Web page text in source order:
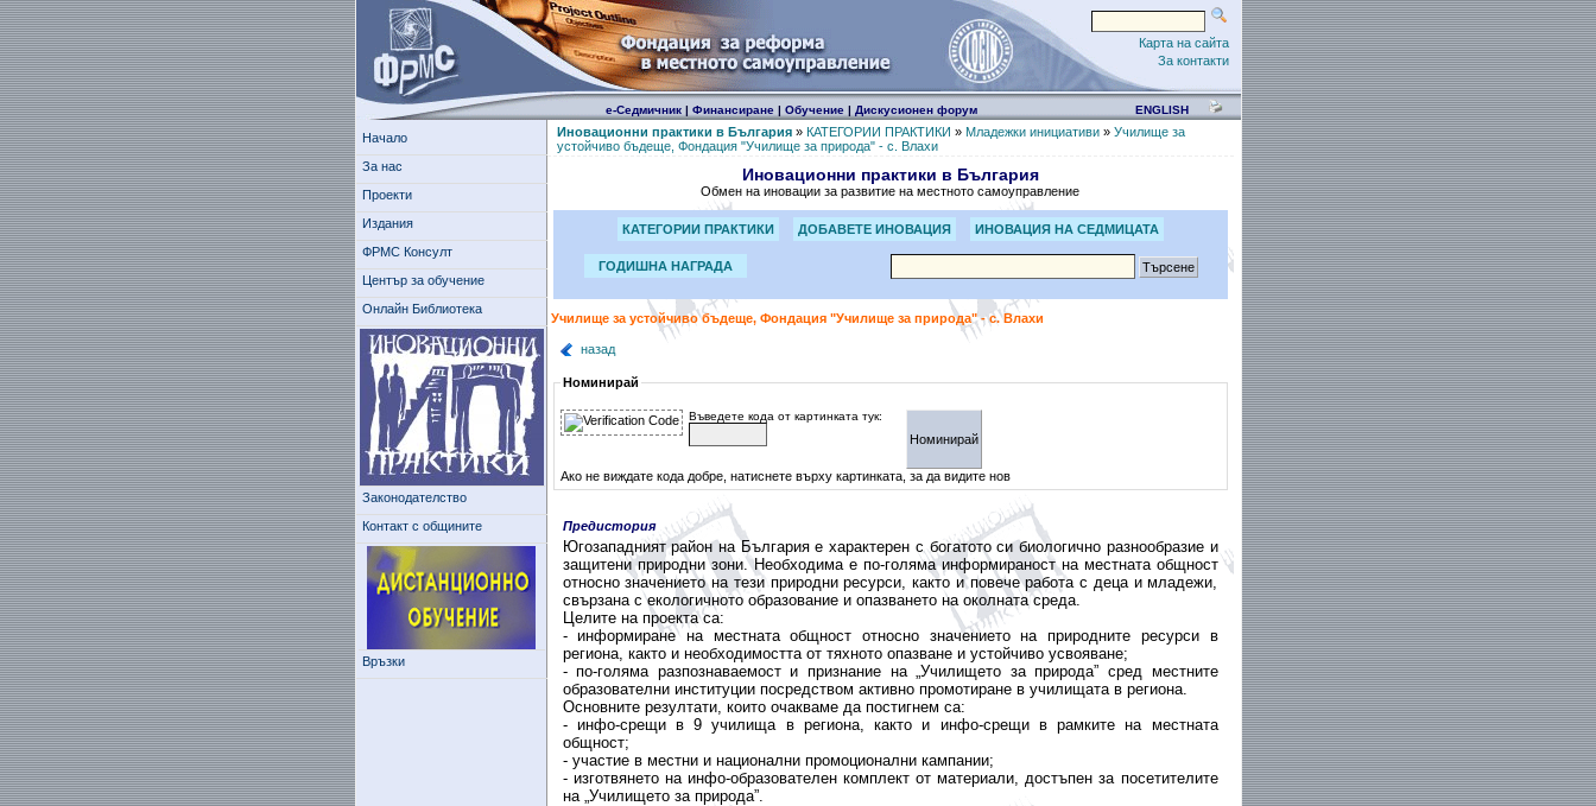
Карта на сайта
За контакти
е-Седмичник| Финансиране| Обучение| Дискусионен форум ENGLISH
Начало
За нас
Проекти
Издания
ФРМС Консулт
Център за обучение
Онлайн Библиотека
Законодателство
Контакт с общините
Връзки
Иновационни практики в България» КАТЕГОРИИ ПРАКТИКИ » Младежки инициативи» Училище за
устойчиво бъдеще, Фондация "Училище за природа" - с. Влахи
Иновационни практики в България
Обмен на иновации за развитие на местното самоуправление
КАТЕГОРИИ ПРАКТИКИ ДОБАВЕТЕ ИНОВАЦИЯ ИНОВАЦИЯ НА СЕДМИЦАТА
ГОДИШНА НАГРАДА
Училище за устойчиво бъдеще, Фондация "Училище за природа" - с. Влахи
назад
Номинирай
Въведете кода от картинката тук:
Ако не виждате кода добре, натиснете върху картинката, за да видите нов
Предистория
Югозападният район на България е характерен с богатото си биологично разнообразие и
защитени природни зони. Необходима е по-голяма информираност на местната общност
относно значението на тези природни ресурси, както и повече работа с деца и младежи,
свързана с екологичното образование и опазването на околната среда.
Целите на проекта са:
- информиране на местната общност относно значението на природните ресурси в
региона, както и необходимостта от тяхното опазване и устойчиво усвояване;
- по-голяма разпознаваемост и признание на „Училището за природа” сред местните
образователни институции посредством активно промотиране в училищата в региона.
Основните резултати, които очакваме да постигнем са:
- инфо-срещи в 9 училища в региона, както и инфо-срещи в рамките на местната
общност;
- участие в местни и национални промоционални кампании;
- изготвянето на инфо-образователен комплект от материали, достъпен за посетителите
на „Училището за природа”.